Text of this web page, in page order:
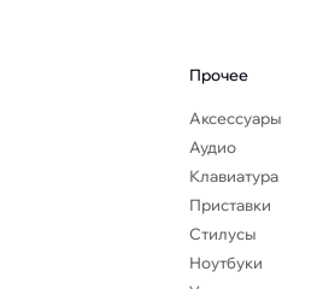
Прочее
Аксессуары
Аудио
Клавиатура
Приставки
Стилусы
Ноутбуки